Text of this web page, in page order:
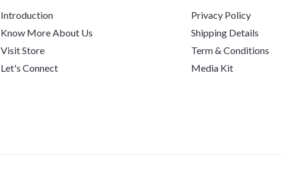
Introduction
Know More About Us
Visit Store
Let's Connect
Privacy Policy
Shipping Details
Term & Conditions
Media Kit